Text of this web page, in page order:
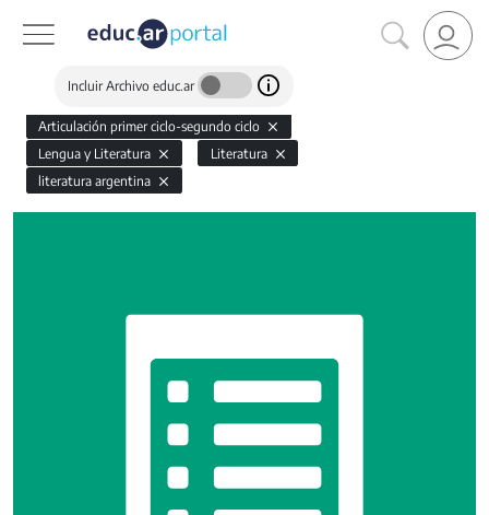
Incluir Archivo educ.ar
Articulación primer ciclo-segundo ciclo
Lengua y Literatura
Literatura
literatura argentina